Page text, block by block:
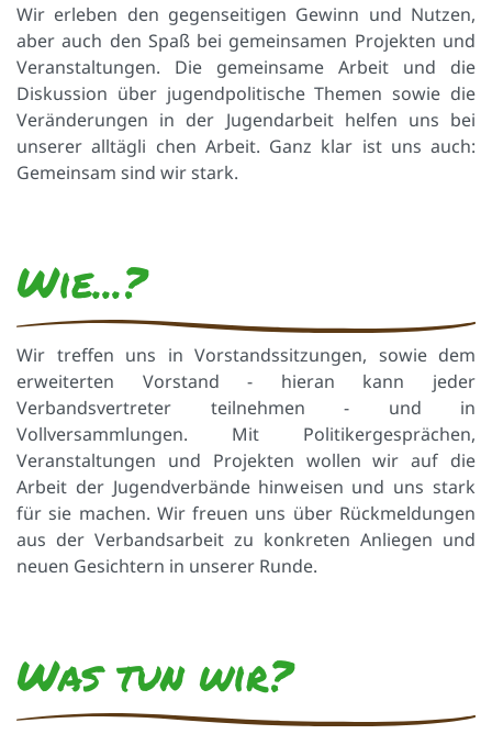
Wir erleben den gegenseitigen Gewinn und Nutzen,
aber auch den Spaß bei gemeinsamen Projekten und
Veranstaltungen. Die gemeinsame Arbeit und die
Diskussion über jugendpolitische Themen sowie die
Veränderungen in der Jugendarbeit helfen uns bei
unserer alltägli chen Arbeit. Ganz klar ist uns auch:
Gemeinsam sind wir stark.
Wie...?
Wir treffen uns in Vorstandssitzungen, sowie dem
erweiterten Vorstand - hieran kann jeder
Verbandsvertreter teilnehmen - und in
Vollversammlungen. Mit Politikergesprächen,
Veranstaltungen und Projekten wollen wir auf die
Arbeit der Jugendverbände hinweisen und uns stark
für sie machen. Wir freuen uns über Rückmeldungen
aus der Verbandsarbeit zu konkreten Anliegen und
neuen Gesichtern in unserer Runde.
Was tun wir?